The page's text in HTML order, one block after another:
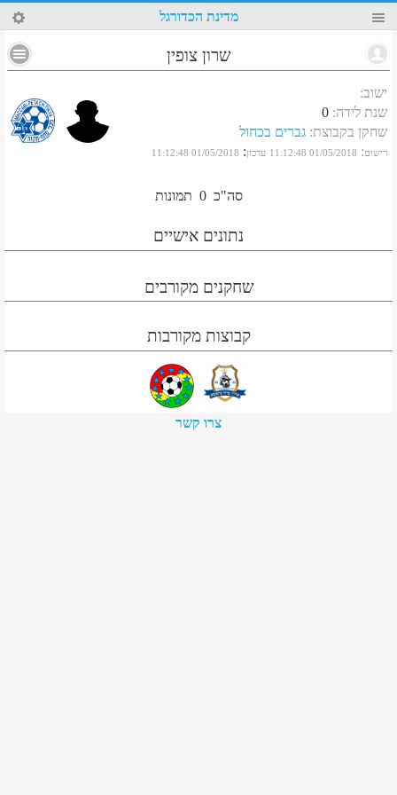
44 מדינת הכדורגל
שרון צופין
ישוב:
שנת לידה:
0
שחקן בקבוצת: גברים בכחול
רישום:
01/05/2018 11:12:48 עדכון:
01/05/2018 11:12:48
סה"כ 0 תמונות
נתונים אישיים
שחקנים מקורבים
קבוצות מקורבות
צרו קשר